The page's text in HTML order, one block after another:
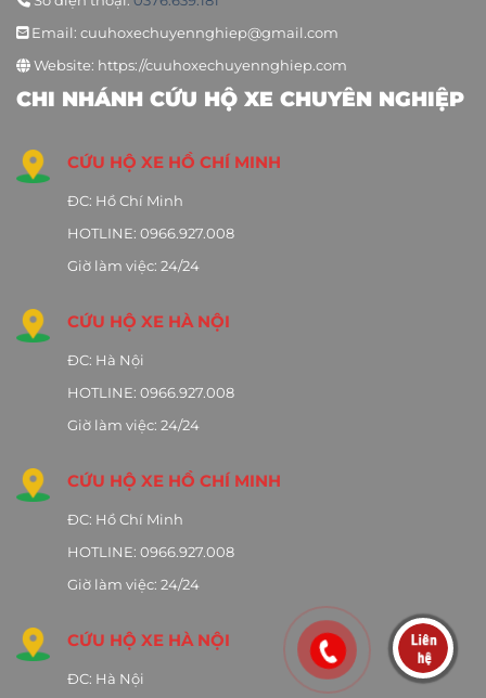
Email: cuuhoxechuyennghiep@gmail.com
Website: https://cuuhoxechuyennghiep.com
CHI NHÁNH CỨU HỘ XE CHUYÊN NGHIỆP
CỨU HỘ XE HỒ CHÍ MINH
ĐC: Hồ Chí Minh
HOTLINE: 0966.927.008
Giờ làm việc: 24/24
CỨU HỘ XE HÀ NỘI
ĐC: Hà Nội
HOTLINE: 0966.927.008
Giờ làm việc: 24/24
CỨU HỘ XE HỒ CHÍ MINH
ĐC: Hồ Chí Minh
HOTLINE: 0966.927.008
Giờ làm việc: 24/24
CỨU HỘ XE HÀ NỘI
ĐC: Hà Nội